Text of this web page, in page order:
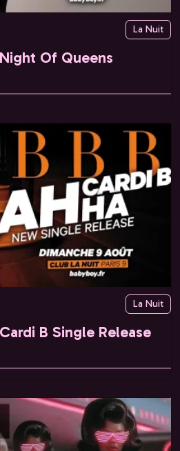
La Nuit
Of Queens
La Nuit
B Single Release